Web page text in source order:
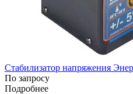
Стабилизатор напряжения
По запросу
Подробнее